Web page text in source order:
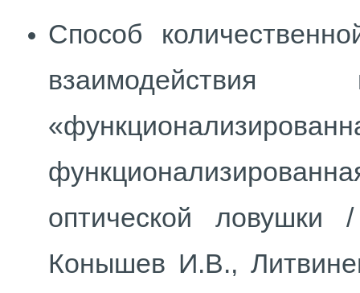
Способ
оптической
Конышев И.В.,